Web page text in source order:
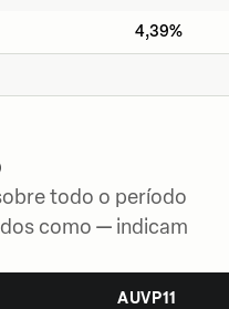
4,39%
todo o período
como — indicam
AUVP11